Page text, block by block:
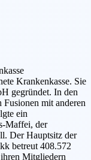
Krankenkasse. Sie
gegründet. In den
Fusionen mit anderen
ein
Maffei, der
Der Hauptsitz der
betreut 408.572
Mitgliedern